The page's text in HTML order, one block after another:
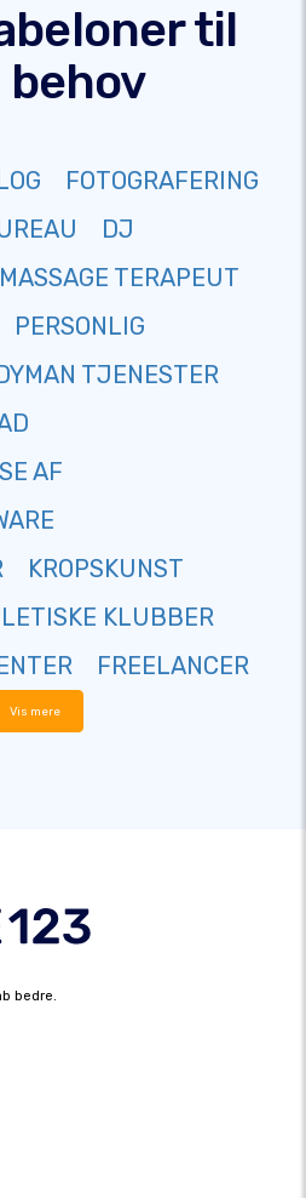
til
behov
FOTOGRAFERING
DJ
MASSAGE TERAPEUT
PERSONLIG
TJENESTER
AF
KROPSKUNST
KLUBBER
FREELANCER
Vis mere
bedre.